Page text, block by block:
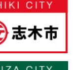
ャル [ 今月の